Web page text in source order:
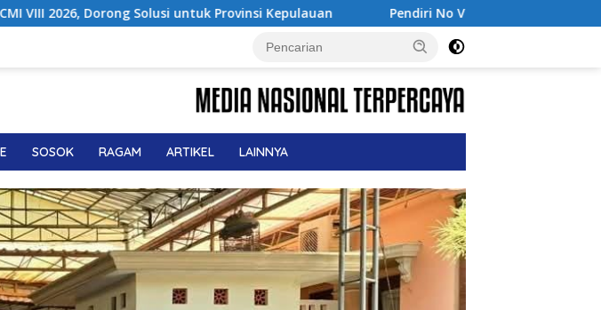
Kepulauan Pendiri No Viral No Justice, Advokat M. Sholeh Tutup Usia, Dunia
SOSOK RAGAM ARTIKEL LAINNYA